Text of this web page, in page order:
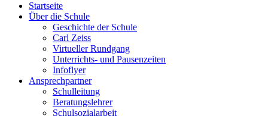
Startseite
Über die Schule
Geschichte der Schule
Carl Zeiss
Virtueller Rundgang
Unterrichts- und Pausenzeiten
Infoflyer
Ansprechpartner
Schulleitung
Beratungslehrer
Schulsozialarbeit